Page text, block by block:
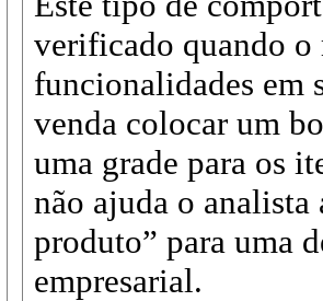
verificado quando o
funcionalidades em
venda colocar um
uma grade para os
não ajuda o analista
produto” para uma
empresarial.